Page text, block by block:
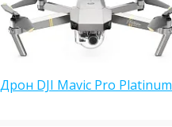
Дрон DJI Mavic Pro Platinum